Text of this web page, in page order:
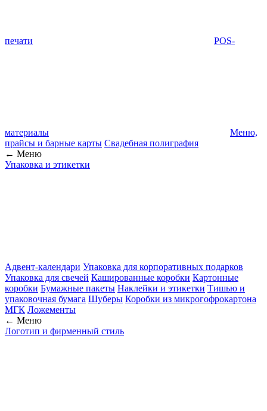
печати POS-
материалы
Меню,
прайсы и барные карты Свадебная полиграфия
← Меню
Упаковка и этикетки
Адвент-календари Упаковка для корпоративных подарков
Упаковка для свечей Кашированные коробки Картонные
коробки Бумажные пакеты Наклейки и этикетки Тишью и
упаковочная бумага Шуберы Коробки из микрогофрокартона
МГК Ложементы
← Меню
Логотип и фирменный стиль